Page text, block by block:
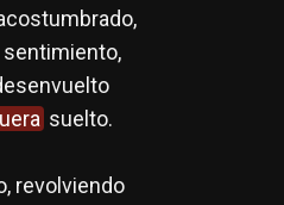
sentimiento,
suelto.
revolviendo